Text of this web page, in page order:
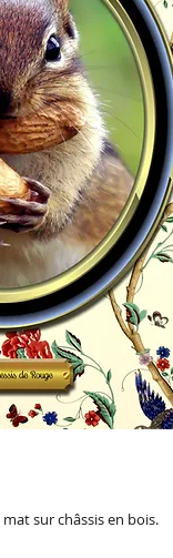
sur châssis en bois.